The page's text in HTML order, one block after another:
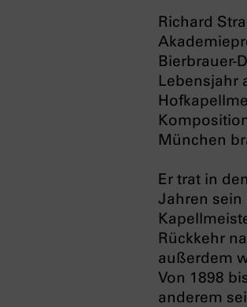
Richard
Bierbrauer-
Lebensjahr
München
Er trat in
Jahren sein
Rückkehr
außerdem
Von 1898
anderem